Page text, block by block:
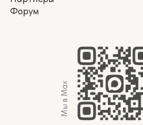
Форум
Мы в Max